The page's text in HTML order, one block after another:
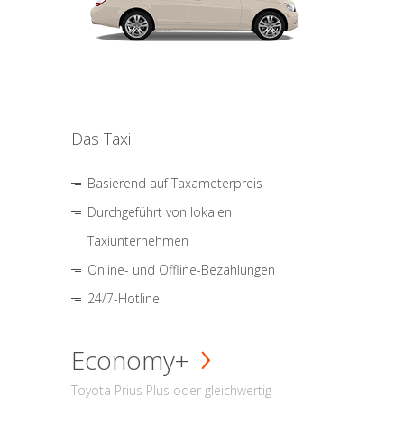
Das Taxi
Basierend auf Taxameterpreis
Durchgeführt von lokalen
Taxiunternehmen
Online- und Offline-Bezahlungen
24/7-Hotline
Economy+
Toyota Prius Plus oder gleichwertig